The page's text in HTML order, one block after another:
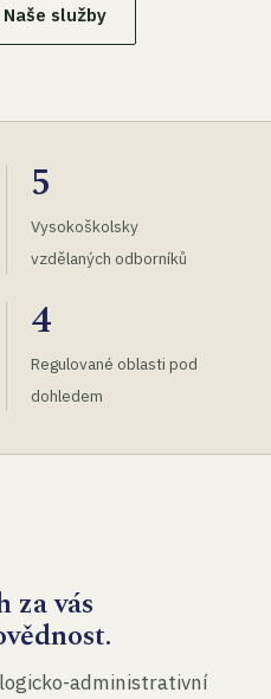
Naše služby
5
Vysokoškolsky
vzdělaných odborníků
4
Regulované oblasti pod
dohledem
za vás
administrativní